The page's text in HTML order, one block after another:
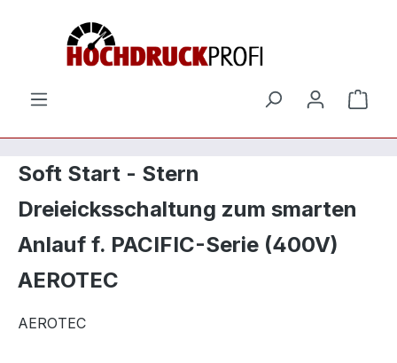
Zum Hauptinhalt springen
Soft Start - Stern
Dreieicksschaltung zum smarten
Anlauf f. PACIFIC-Serie (400V)
AEROTEC
AEROTEC